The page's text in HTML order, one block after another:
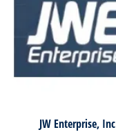
JW Enterprise, Inc